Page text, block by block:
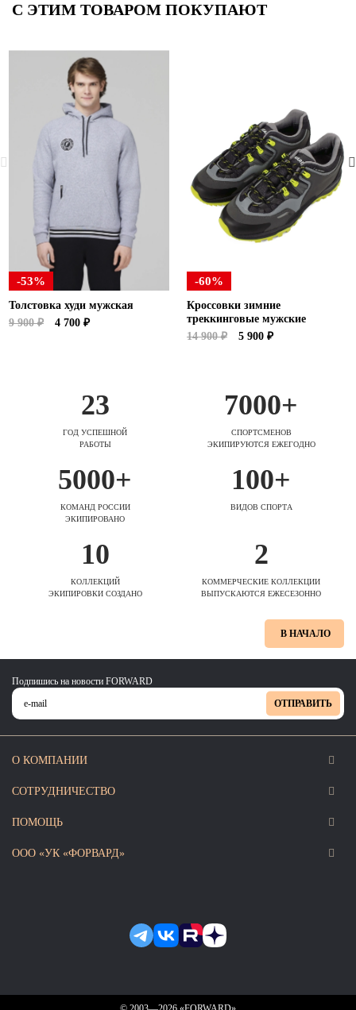
С ЭТИМ ТОВАРОМ ПОКУПАЮТ
-53%
Толстовка худи мужская
9 900 ₽
4 700 ₽
-60%
Кроссовки зимние
треккинговые мужские
14 900 ₽
5 900 ₽
23
ГОД УСПЕШНОЙ
РАБОТЫ
7000+
СПОРТСМЕНОВ
ЭКИПИРУЮТСЯ ЕЖЕГОДНО
5000+
КОМАНД РОССИИ
ЭКИПИРОВАНО
100+
ВИДОВ СПОРТА
10
КОЛЛЕКЦИЙ
ЭКИПИРОВКИ СОЗДАНО
2
КОММЕРЧЕСКИЕ КОЛЛЕКЦИИ
ВЫПУСКАЮТСЯ ЕЖЕСЕЗОННО
В НАЧАЛО
Подпишись на новости FORWARD
ОТПРАВИТЬ
О КОМПАНИИ
СОТРУДНИЧЕСТВО
ПОМОЩЬ
ООО «УК «ФОРВАРД»